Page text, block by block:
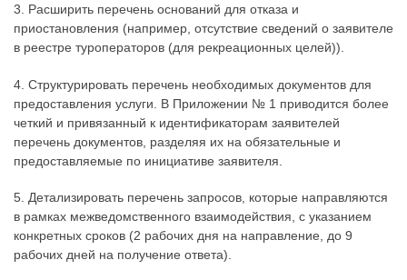
3. Расширить перечень оснований для отказа и
приостановления (например, отсутствие сведений о заявителе
в реестре туроператоров (для рекреационных целей)).
4. Структурировать перечень необходимых документов для
предоставления услуги. В Приложении № 1 приводится более
четкий и привязанный к идентификаторам заявителей
перечень документов, разделяя их на обязательные и
предоставляемые по инициативе заявителя.
5. Детализировать перечень запросов, которые направляются
в рамках межведомственного взаимодействия, с указанием
конкретных сроков (2 рабочих дня на направление, до 9
рабочих дней на получение ответа).